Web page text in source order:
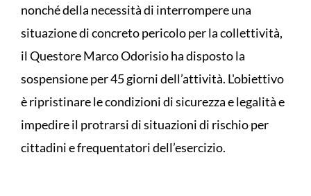
nonché della necessità di interrompere una
situazione di concreto pericolo per la collettività,
il Questore Marco Odorisio ha disposto la
sospensione per 45 giorni dell’attività. L'obiettivo
è ripristinare le condizioni di sicurezza e legalità e
impedire il protrarsi di situazioni di rischio per
cittadini e frequentatori dell’esercizio.